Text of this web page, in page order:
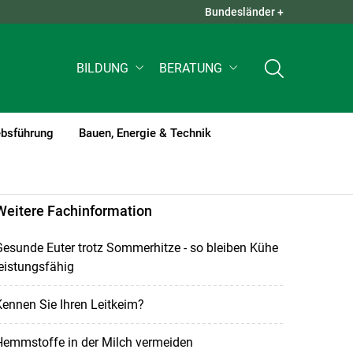
QUICK LINKS +
Bundesländer +
BILDUNG BERATUNG
Bauen, Energie & Technik
Fachinformation
Euter trotz Sommerhitze - so bleiben Kühe
Sie Ihren Leitkeim?
in der Milch vermeiden